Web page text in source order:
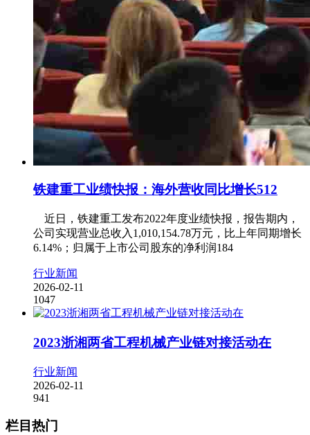
铁建重工业绩快报：海外营收同比增长512
近日，铁建重工发布2022年度业绩快报，报告期内，
公司实现营业总收入1,010,154.78万元，比上年同期增长
6.14%；归属于上市公司股东的净利润184
行业新闻
2026-02-11
1047
2023浙湘两省工程机械产业链对接活动在
行业新闻
2026-02-11
941
栏目热门